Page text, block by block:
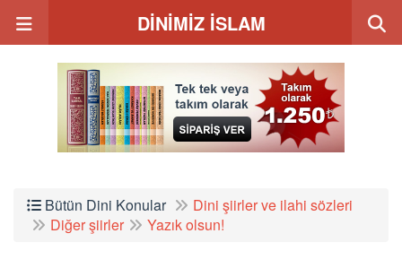
DİNİMİZ İSLAM
Bütün Dini Konular
Dini şiirler ve ilahi sözleri
Diğer şiirler
Yazık olsun!